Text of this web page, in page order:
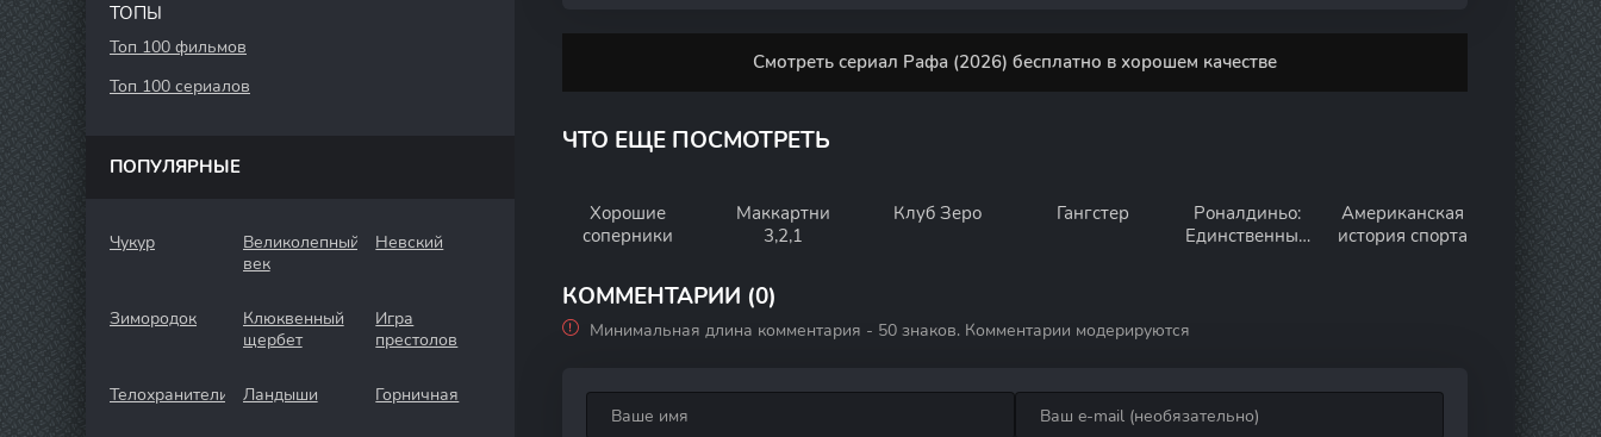
Смотреть сериал Рафа (2026) бесплатно в хорошем качестве
ЧТО ЕЩЕ ПОСМОТРЕТЬ
Хорошие
соперники
Маккартни
3,2,1
Клуб Зеро Гангстер
Роналдиньо:
Единственный
Американская
история спорта
КОММЕНТАРИИ (0)
Минимальная длина комментария - 50 знаков. Комментарии модерируются
ТОПЫ
Топ 100 фильмов
Топ 100 сериалов
ПОПУЛЯРНЫЕ
Чукур
Великолепный
век
Невский
Зимородок
Клюквенный
щербет
Игра
престолов
Телохранители Ландыши Горничная